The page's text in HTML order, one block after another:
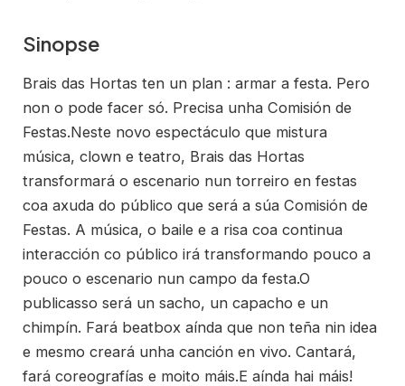
Sinopse
Brais das Hortas ten un plan : armar a festa. Pero
non o pode facer só. Precisa unha Comisión de
Festas.Neste novo espectáculo que mistura
música, clown e teatro, Brais das Hortas
transformará o escenario nun torreiro en festas
coa axuda do público que será a súa Comisión de
Festas. A música, o baile e a risa coa continua
interacción co público irá transformando pouco a
pouco o escenario nun campo da festa.O
publicasso será un sacho, un capacho e un
chimpín. Fará beatbox aínda que non teña nin idea
e mesmo creará unha canción en vivo. Cantará,
fará coreografías e moito máis.E aínda hai máis!